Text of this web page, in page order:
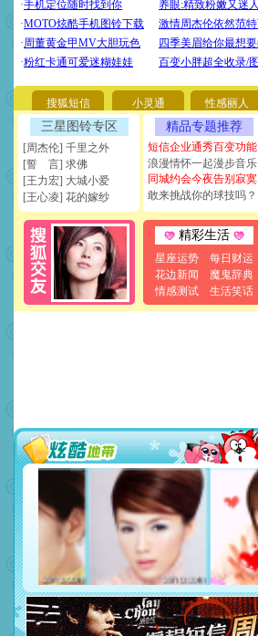
搜狐短信 小灵通 性感丽人
三星图铃专区
[周杰伦] 千里之外
[誓 言] 求佛
[王力宏] 大城小爱
[王心凌] 花的嫁纱
精品专题推荐
短信企业通秀百变功能
浪漫情怀一起漫步音乐
同城约会今夜告别寂寞
敢来挑战你的球技吗？
精彩生活
星座运势
每日财运
花边新闻
魔鬼辞典
情感测试
生活笑话